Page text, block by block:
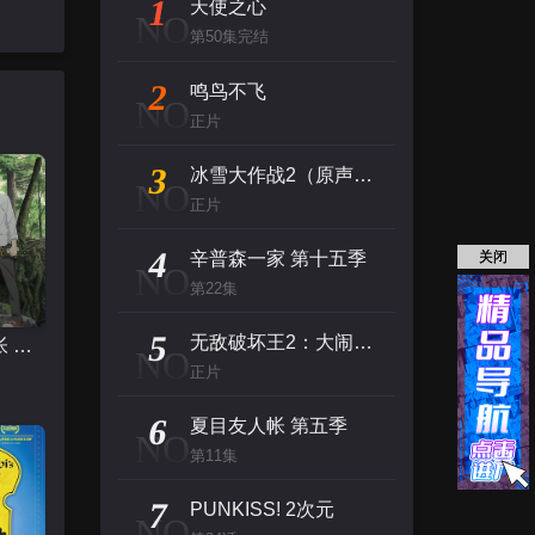
夏目友人帐 第五季
NO
1 天使之心
第50集完结
NO
2 鸣鸟不飞
正片
NO
3 冰雪大作战2（原声版）
正片
NO
4 辛普森一家 第十五季
第22集
NO
5 无敌破坏王2：大闹互联网
正片
NO
6 夏目友人帐 第五季
第11集
7 PUNKISS! 2次元
关闭